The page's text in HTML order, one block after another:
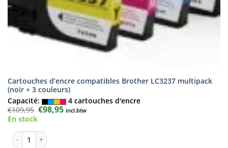
Cartouches d’encre compatibles Brother LC3237 multipack
(noir + 3 couleurs)
Capacité:
4 cartouches d'encre
€109,95 Le
prix
initial
€109,95.
€98,95Le
prix
incl.btw
En stock
quantité de Cartouches d'encre compatibles Brother LC3237